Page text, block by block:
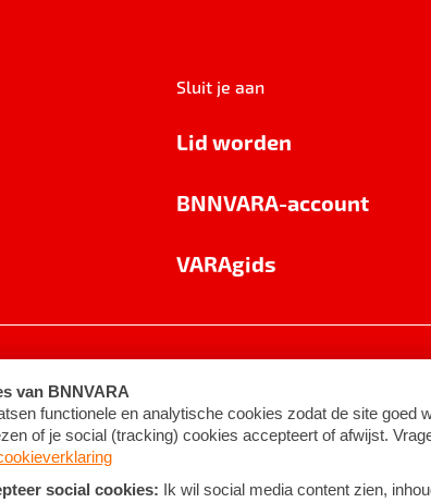
Sluit je aan
Lid worden
BNNVARA-account
VARAgids
voorwaarden ©2026BNNVARA